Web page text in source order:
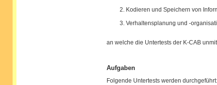
Kodieren und Speichern von
Verhaltensplanung und -
an welche die Untertests der K-CAB
Aufgaben
Folgende Untertests werden durchgeführt: